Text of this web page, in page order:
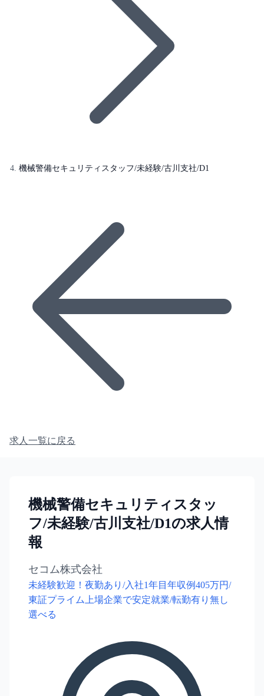
機械警備セキュリティスタッフ/未経験/古川支社/D1
求人一覧に戻る
機械警備セキュリティスタッ
フ/未経験/古川支社/D1の求人情
報
セコム株式会社
未経験歓迎！夜勤あり/入社1年目年収例405万円/
東証プライム上場企業で安定就業/転勤有り無し
選べる